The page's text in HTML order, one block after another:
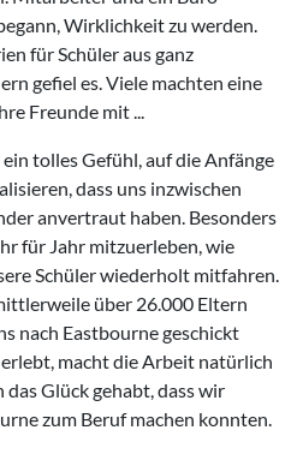
Wirklichkeit zu werden.
für Schüler aus ganz
gefiel es. Viele machten eine
Freunde mit ...
tolles Gefühl, auf die Anfänge
dass uns inzwischen
anvertraut haben. Besonders
für Jahr mitzuerleben, wie
Schüler wiederholt mitfahren.
über 26.000 Eltern
nach Eastbourne geschickt
macht die Arbeit natürlich
Glück gehabt, dass wir
zum Beruf machen konnten.